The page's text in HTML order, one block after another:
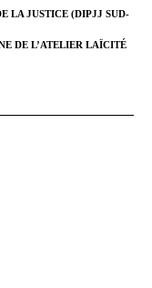
LA JUSTICE (DIPJJ SUD-
DE L’ATELIER LAÏCITÉ